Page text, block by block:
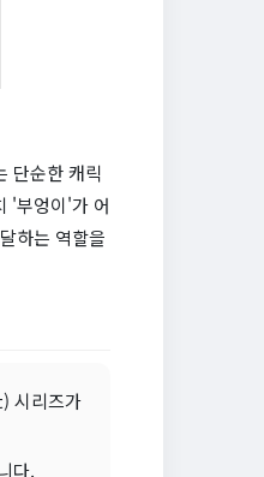
단순한 캐릭
'부엉이'가 어
하는 역할을
시리즈가
다.